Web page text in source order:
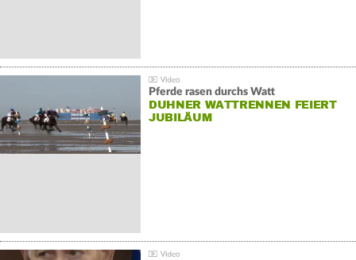
Pferde rasen durchs Watt
DUHNER WATTRENNEN FEIERT
JUBILÄUM